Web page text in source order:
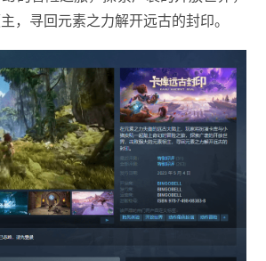
，寻回元素之力解开远古的封印。